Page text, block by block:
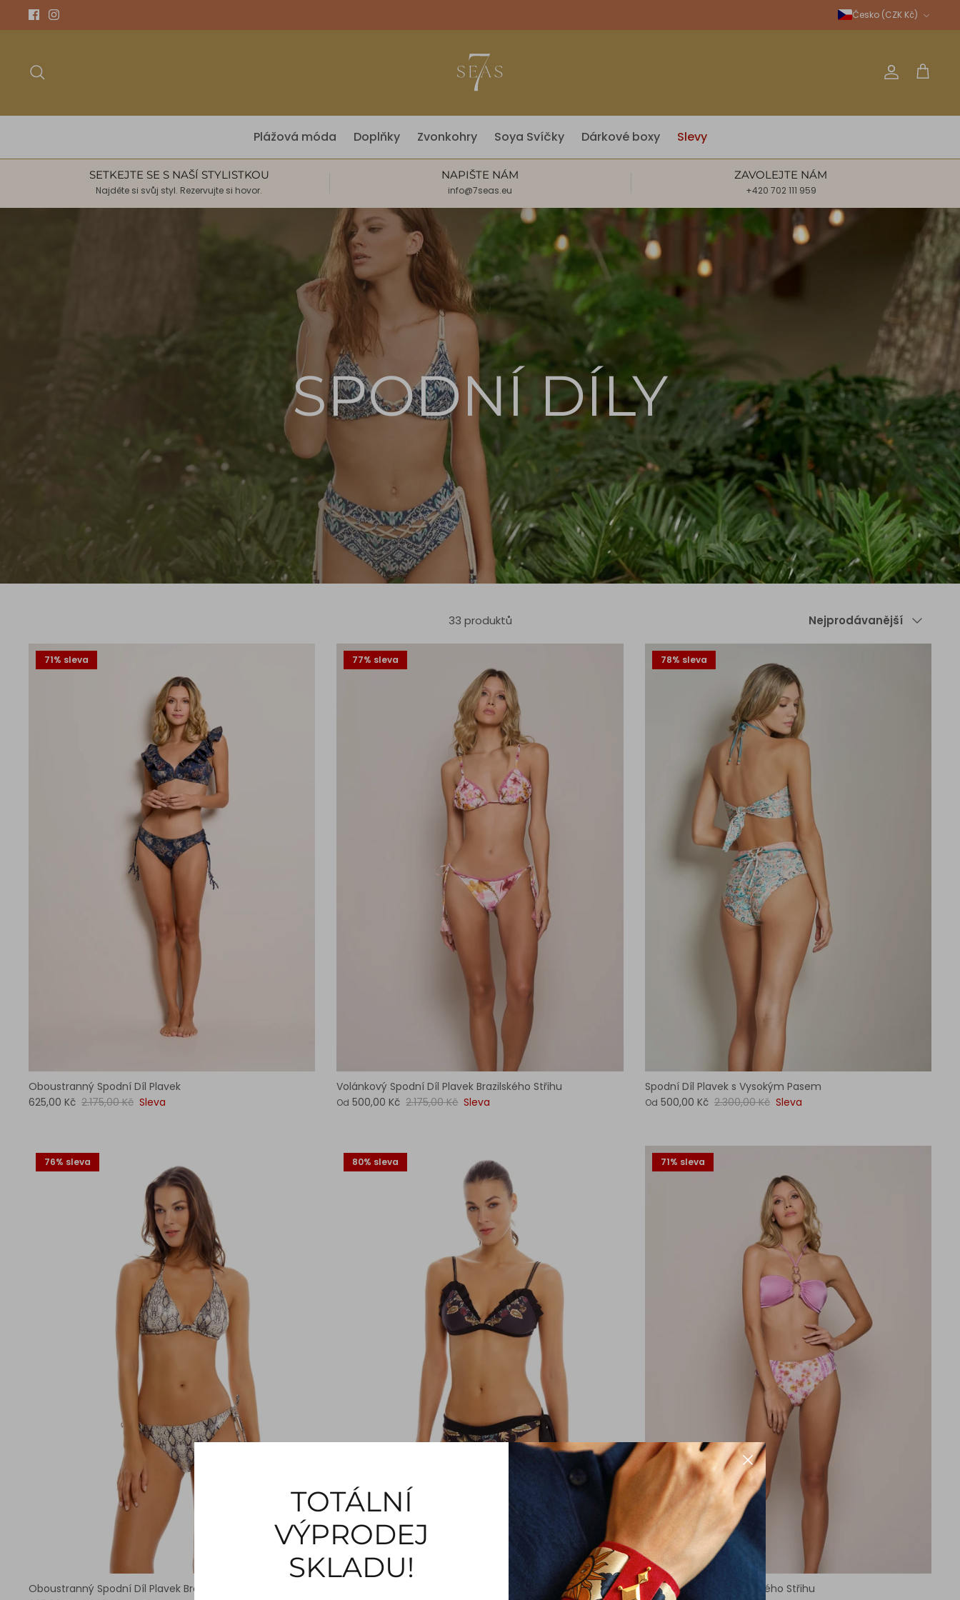
Přeskočit
Měna
Česko (CZK Kč)
ÚčetKošík
Plážová móda Doplňky Zvonkohry Soya Svíčky Dárkové boxy Slevy
SETKEJTE SE S NAŠÍ STYLISTKOU
Najděte si svůj styl. Rezervujte si hovor.
NAPIŠTE NÁM
info@7seas.eu
ZAVOLEJTE NÁM
+420 702 111 959
SPODNÍ DÍLY
33 produktů
Řadit
podle
Nejprodávanější
71% sleva
Oboustranný Spodní Díl Plavek
625,00 Kč 2.175,00 Kč Sleva
77% sleva
Volánkový Spodní Díl Plavek Brazilského Střihu
Od 500,00 Kč 2.175,00 Kč Sleva
78% sleva
Spodní Díl Plavek s Vysokým Pasem
Od 500,00 Kč 2.300,00 Kč Sleva
76% sleva
Oboustranný Spodní Díl Plavek Brazilského Střihu
80% sleva
Oboustranný Asymetrický Spodní Díl Plavek
71% sleva
Spodní Díl Plavek Klasického Střihu
TOTÁLNÍ
VÝPRODEJ
SKLADU!